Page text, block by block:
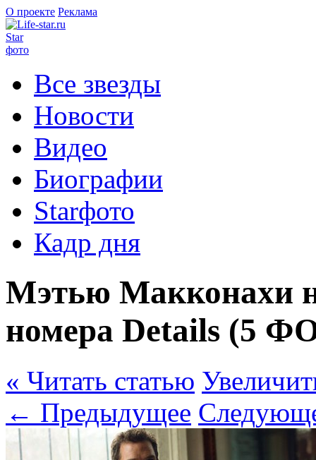
О проекте Реклама
Star
фото
Все звезды
Новости
Видео
Биографии
Starфото
Кадр дня
Мэтью Макконахи
номера Details (5
« Читать статью
← Предыдущее